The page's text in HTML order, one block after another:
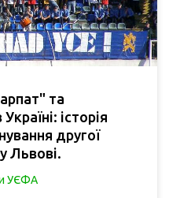
та
історія
другої
Львові.
УЄФА